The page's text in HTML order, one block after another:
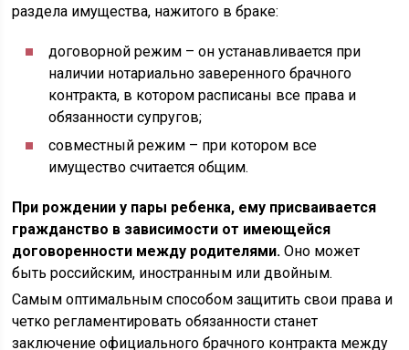
раздела имущества, нажитого в браке:
договорной режим – он устанавливается при
наличии нотариально заверенного брачного
контракта, в котором расписаны все права и
обязанности супругов;
совместный режим – при котором все
имущество считается общим.
При рождении у пары ребенка, ему присваивается
гражданство в зависимости от имеющейся
договоренности между родителями.Оно может
быть российским, иностранным или двойным.
Самым оптимальным способом защитить свои права и
четко регламентировать обязанности станет
заключение официального брачного контракта между